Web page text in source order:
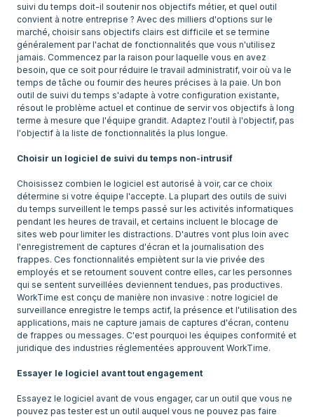
suivi du temps doit-il soutenir nos objectifs métier, et quel outil
convient à notre entreprise ? Avec des milliers d'options sur le
marché, choisir sans objectifs clairs est difficile et se termine
généralement par l'achat de fonctionnalités que vous n'utilisez
jamais. Commencez par la raison pour laquelle vous en avez
besoin, que ce soit pour réduire le travail administratif, voir où va le
temps de tâche ou fournir des heures précises à la paie. Un bon
outil de suivi du temps s'adapte à votre configuration existante,
résout le problème actuel et continue de servir vos objectifs à long
terme à mesure que l'équipe grandit. Adaptez l'outil à l'objectif, pas
l'objectif à la liste de fonctionnalités la plus longue.
Choisir un logiciel de suivi du temps non-intrusif
Choisissez combien le logiciel est autorisé à voir, car ce choix
détermine si votre équipe l'accepte. La plupart des outils de suivi
du temps surveillent le temps passé sur les activités informatiques
pendant les heures de travail, et certains incluent le blocage de
sites web pour limiter les distractions. D'autres vont plus loin avec
l'enregistrement de captures d'écran et la journalisation des
frappes. Ces fonctionnalités empiètent sur la vie privée des
employés et se retournent souvent contre elles, car les personnes
qui se sentent surveillées deviennent tendues, pas productives.
WorkTime est conçu de manière non invasive : notre logiciel de
surveillance enregistre le temps actif, la présence et l'utilisation des
applications, mais ne capture jamais de captures d'écran, contenu
de frappes ou messages. C'est pourquoi les équipes conformité et
juridique des industries réglementées approuvent WorkTime.
Essayer le logiciel avant tout engagement
Essayez le logiciel avant de vous engager, car un outil que vous ne
pouvez pas tester est un outil auquel vous ne pouvez pas faire